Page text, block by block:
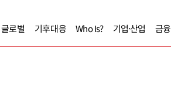
글로벌 기후대응 Who Is? 기업·산업 금융